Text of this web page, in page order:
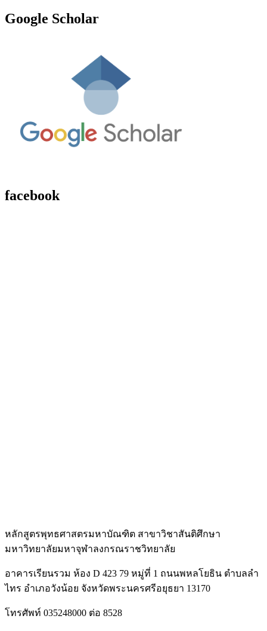
Google Scholar
facebook
หลักสูตรพุทธศาสตรมหาบัณฑิต สาขาวิชาสันติศึกษา
มหาวิทยาลัยมหาจุฬาลงกรณราชวิทยาลัย
อาคารเรียนรวม ห้อง D 423 79 หมู่ที่ 1 ถนนพหลโยธิน ตำบลลำ
ไทร อำเภอวังน้อย จังหวัดพระนครศรีอยุธยา 13170
โทรศัพท์ 035248000 ต่อ 8528